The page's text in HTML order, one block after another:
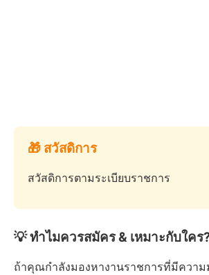
🎁 สวัสดิการ
สวัสดิการตามระเบียบราชการ
💡 ทำไมควรสมัคร & เหมาะกับใคร
ถ้าคุณกำลังมองหางานราชการที่มีความ